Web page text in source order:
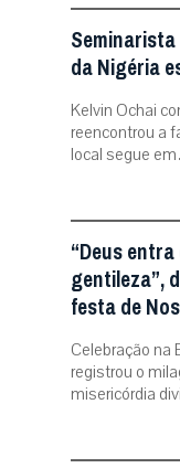
da Nigéria
Kelvin Ochai
reencontrou a
local segue
“Deus
gentileza”,
festa de
Celebração na
registrou o
misericórdia